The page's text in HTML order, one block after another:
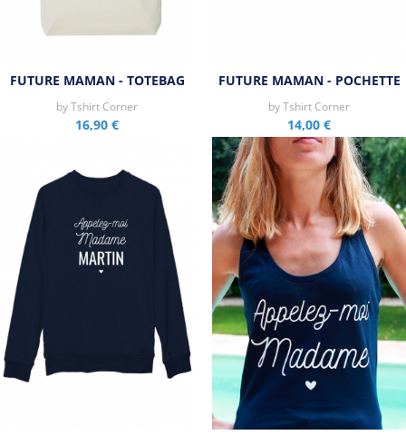
FUTURE MAMAN - TOTEBAG
byTshirt Corner
16,90 €
FUTURE MAMAN - POCHETTE
byTshirt Corner
14,00 €